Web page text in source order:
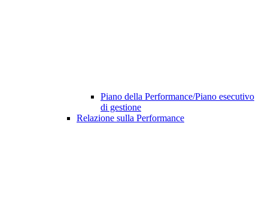
Piano della Performance/Piano esecutivo
di gestione
Relazione sulla Performance